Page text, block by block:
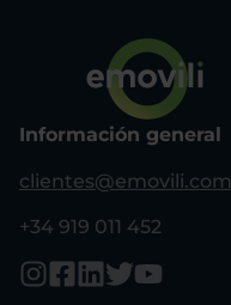
Información general
clientes@emovili.com
+34 919 011 452